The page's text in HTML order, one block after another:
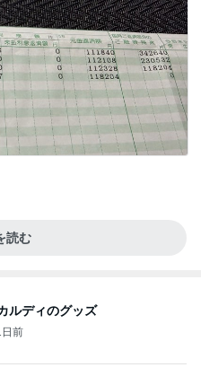
読む
ルディのグッズ
日前